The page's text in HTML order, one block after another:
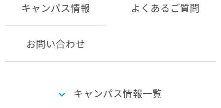
キャンパス情報 よくあるご質問
お問い合わせ
キャンパス情報一覧